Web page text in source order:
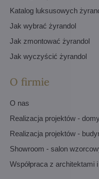
Katalog luksusowych
Jak wybrać żyrandol
Jak zmontować żyrandol
Jak wyczyścić żyrandol
O firmie
O nas
Realizacja projektów -
Realizacja projektów -
Showroom - salon
Współpraca z architektami